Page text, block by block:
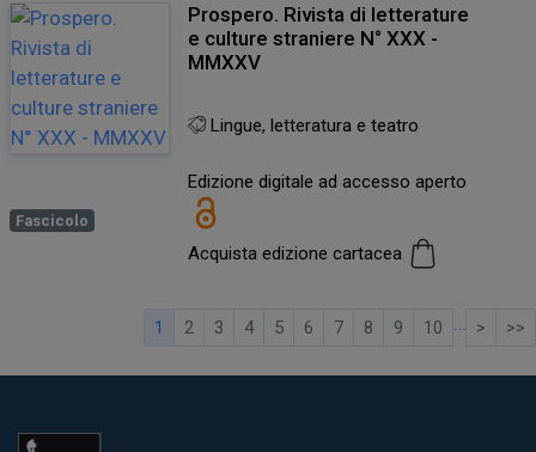
Fascicolo
Prospero. Rivista di letterature
e culture straniere N° XXX -
MMXXV
Lingue, letteratura e teatro
Edizione digitale ad accesso aperto
Acquista edizione cartacea
1 2 3 4 5 6 7 8 9 10 … > >>